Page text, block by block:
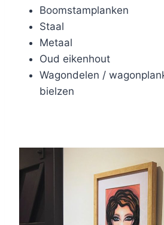
Boomstamplanken
Staal
Metaal
Oud eikenhout
Wagondelen /
bielzen